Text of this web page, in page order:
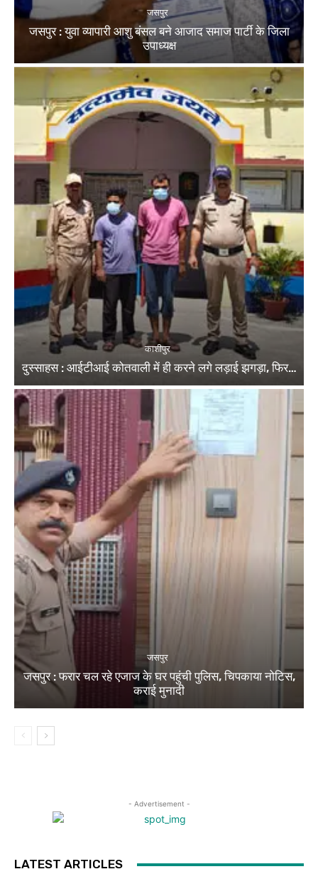
जसपुर
जसपुर : युवा व्यापारी आशु बंसल बने आजाद समाज पार्टी के जिला
उपाध्यक्ष
काशीपुर
दुस्साहस : आईटीआई कोतवाली में ही करने लगे लड़ाई झगड़ा, फिर…
जसपुर
जसपुर : फरार चल रहे एजाज के घर पहुंची पुलिस, चिपकाया नोटिस,
कराई मुनादी
- Advertisement -
LATEST ARTICLES